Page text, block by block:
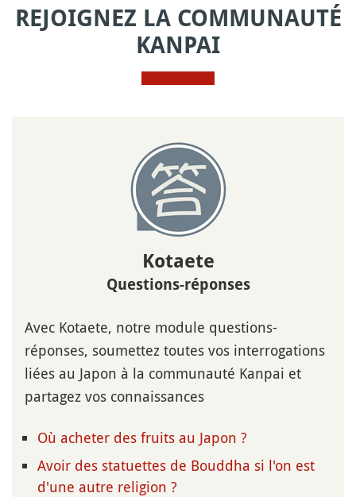
REJOIGNEZ LA COMMUNAUTÉ
KANPAI
Kotaete
Questions-réponses
Avec Kotaete, notre module questions-
réponses, soumettez toutes vos interrogations
liées au Japon à la communauté Kanpai et
partagez vos connaissances
Où acheter des fruits au Japon ?
Avoir des statuettes de Bouddha si l'on est
d'une autre religion ?